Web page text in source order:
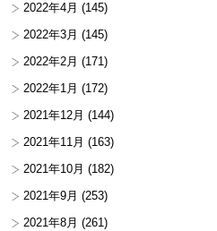
2022年4月 (145)
2022年3月 (145)
2022年2月 (171)
2022年1月 (172)
2021年12月 (144)
2021年11月 (163)
2021年10月 (182)
2021年9月 (253)
2021年8月 (261)